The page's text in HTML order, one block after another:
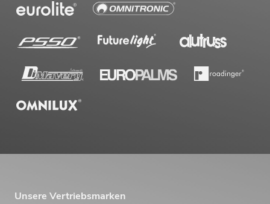
EUROLITE LED TMH-H90 Hybrid
Moving-Head Spot/Wash COB ws
Bestand reicht ca. 12 Wo.
499,00€
Unsere Vertriebsmarken